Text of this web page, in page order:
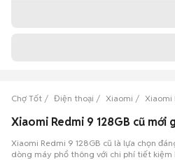
Chợ Tốt Điện thoại Xiaomi Xiaomi
Xiaomi Redmi 9 128GB cũ mới
Xiaomi Redmi 9 128GB cũ là lựa chọn
dòng máy phổ thông với chi phí tiết kiệm